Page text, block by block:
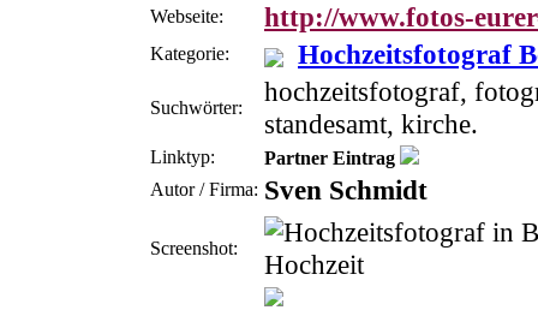
Webseite: http://www.fotos-
Kategorie: Hochzeitsfotograf
Suchwörter:
hochzeitsfotograf,
standesamt, kirche.
Linktyp:
Partner Eintrag
Autor / Firma: Sven Schmidt
Screenshot: